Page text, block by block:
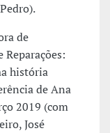
de
história
de Ana
2019 (com
José